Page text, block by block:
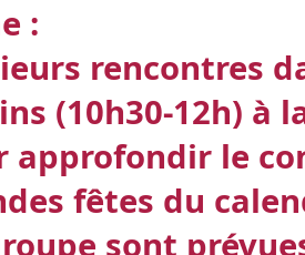
:
rencontres
(10h30-12h) à
approfondir le
fêtes du
sont